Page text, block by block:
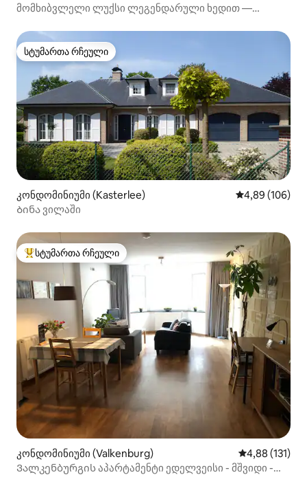
მომხიბვლელი ლუქსი ლეგენდარული ხედით —
სტუმართა რჩეული
სტუმართა რჩეული
კონდომინიუმი (Kasterlee) საშუალო
4,89 (106)
Ბინა ვილაში
სტუმართა რჩეული მოწინავე ვარიანტი
სტუმართა რჩეული
კონდომინიუმი (Valkenburg) საშუალო
4,88 (131)
Ვალკენბურგის აპარტამენტი ედელვეისი - მშვიდი -